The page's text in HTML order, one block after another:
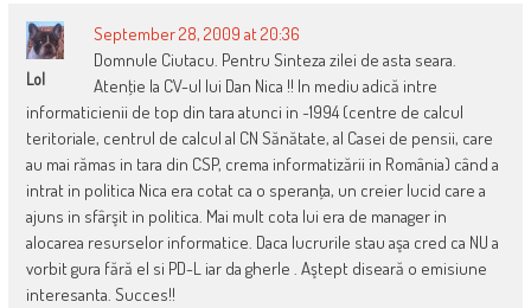
Lol
September 28, 2009 at 20:36
Domnule Ciutacu. Pentru Sinteza zilei de asta seara.
Atenţie la CV-ul lui Dan Nica !! In mediu adică intre
informaticienii de top din tara atunci in ~1994 (centre de calcul
teritoriale, centrul de calcul al CN Sănătate, al Casei de pensii, care
au mai rămas in tara din CSP, crema informatizării in România) când a
intrat in politica Nica era cotat ca o speranţa, un creier lucid care a
ajuns in sfârşit in politica. Mai mult cota lui era de manager in
alocarea resurselor informatice. Daca lucrurile stau aşa cred ca NU a
vorbit gura fără el si PD-L iar da gherle . Aştept diseară o emisiune
interesanta. Succes!!